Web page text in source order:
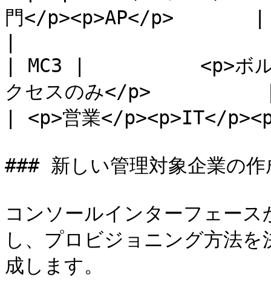
門</p><p>AP</p>       |
| MC3 |          <p>ボル
クセスのみ</p>
| <p>営業</p><p>IT</
### 新しい管理対象企業の作
コンソールインターフェー
し、プロビジョニング方法
成します。